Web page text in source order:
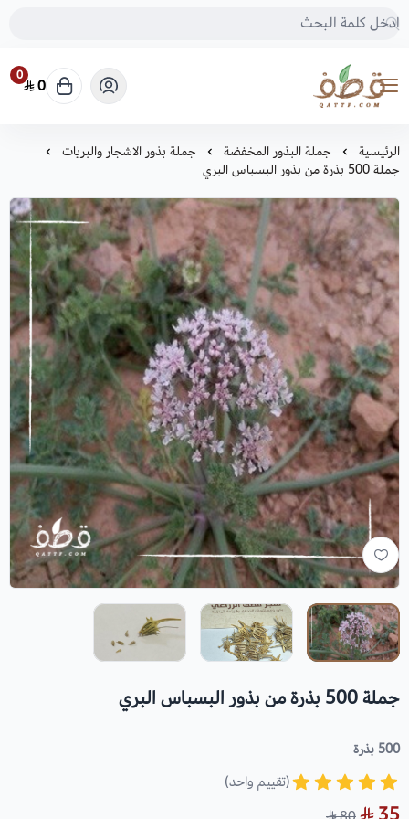
متجر قطف للبذور
0
0
الرئيسية جملة البذور المخفضة
جملة بذور الاشجار والبريات
جملة 500 بذرة من بذور البسباس البري
جملة 500 بذرة من بذور البسباس البري
500 بذرة
(تقييم واحد)